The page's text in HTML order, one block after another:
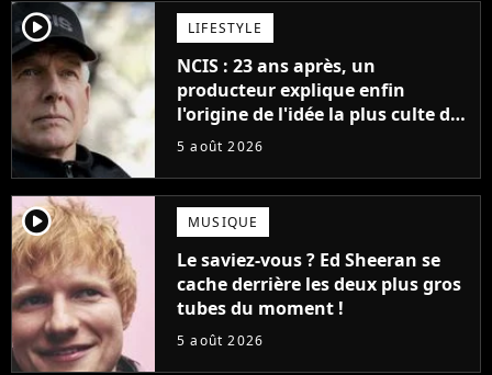
player2 LIFESTYLE
NCIS : 23 ans après, un
producteur explique enfin
l'origine de l'idée la plus culte de
la série (et on ne parle pas du
5 août 2026
player2 MUSIQUE
Le saviez-vous ? Ed Sheeran se
cache derrière les deux plus gros
tubes du moment !
5 août 2026